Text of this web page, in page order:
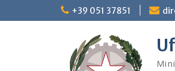
to
+39 051 37851